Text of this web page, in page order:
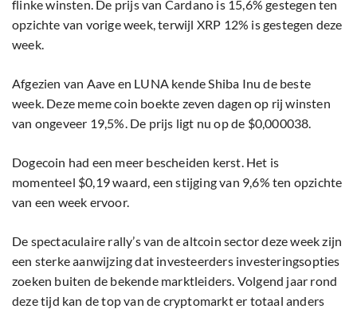
flinke winsten. De prijs van Cardano is 15,6% gestegen ten
opzichte van vorige week, terwijl XRP 12% is gestegen deze
week.
Afgezien van Aave en LUNA kende Shiba Inu de beste
week. Deze meme coin boekte zeven dagen op rij winsten
van ongeveer 19,5%. De prijs ligt nu op de $0,000038.
Dogecoin had een meer bescheiden kerst. Het is
momenteel $0,19 waard, een stijging van 9,6% ten opzichte
van een week ervoor.
De spectaculaire rally’s van de altcoin sector deze week zijn
een sterke aanwijzing dat investeerders investeringsopties
zoeken buiten de bekende marktleiders. Volgend jaar rond
deze tijd kan de top van de cryptomarkt er totaal anders